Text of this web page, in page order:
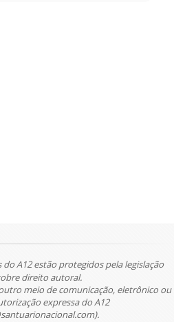
A12 estão protegidos pela legislação
direito autoral.
meio de comunicação, eletrônico ou
expressa do A12